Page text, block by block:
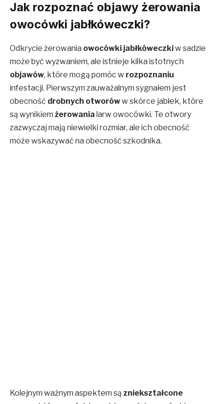
Jak rozpoznać objawy żerowania
owocówki jabłkóweczki?
Odkrycie żerowania owocówki jabłkóweczkiw sadzie
może być wyzwaniem, ale istnieje kilka istotnych
objawów, które mogą pomóc w rozpoznaniu
infestacji. Pierwszym zauważalnym sygnałem jest
obecność drobnych otworóww skórce jabłek, które
są wynikiem żerowania larw owocówki. Te otwory
zazwyczaj mają niewielki rozmiar, ale ich obecność
może wskazywać na obecność szkodnika.
Kolejnym ważnym aspektem są zniekształcone